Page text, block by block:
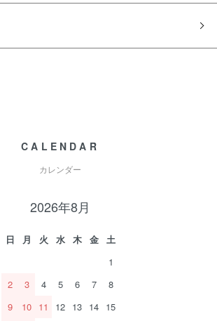
CALENDAR
カレンダー
2026年8月
日 月 火 水 木 金
土
1
2
3 4 5 6 7
8
9
10 11 12 13 14 15